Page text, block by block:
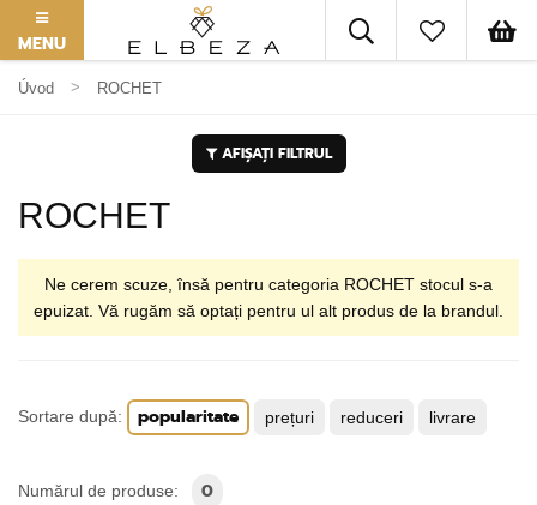
MENU
Úvod ROCHET
AFIȘAȚI FILTRUL
ROCHET
Ne cerem scuze, însă pentru categoria ROCHET stocul s-a
epuizat. Vă rugăm să optați pentru ul alt produs de la brandul.
Sortare după: popularitate prețuri reduceri livrare
Numărul de produse: 0